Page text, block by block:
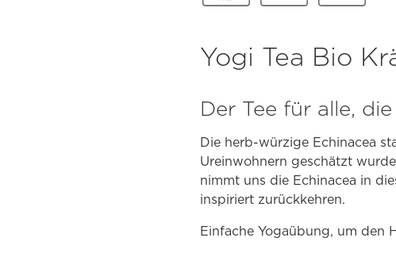
Yogi Tea Bio
Der Tee für alle,
Die herb-würzige Echinacea
Ureinwohnern geschätzt
nimmt uns die Echinacea in
inspiriert zurückkehren.
Einfache Yogaübung, um den